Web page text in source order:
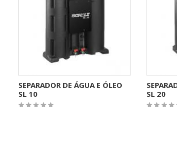
MAIS INFORMAÇÕES
SEPARADOR DE ÁGUA E ÓLEO
SL 10
SL 20